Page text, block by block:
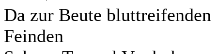
Da zur Beute bluttreifenden
Feinden